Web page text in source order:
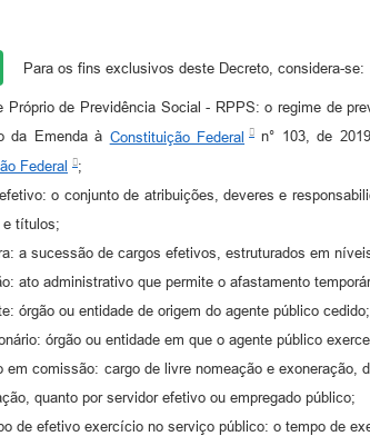
Para os fins exclusivos deste Decreto, considera-se:
Próprio de Previdência Social - RPPS: o regime de
da Emenda à Constituição Federal
n° 103, de
Federal
;
efetivo: o conjunto de atribuições, deveres e
e títulos;
a sucessão de cargos efetivos, estruturados em
ato administrativo que permite o afastamento
órgão ou entidade de origem do agente público cedido;
órgão ou entidade em que o agente público
em comissão: cargo de livre nomeação e
quanto por servidor efetivo ou empregado público;
de efetivo exercício no serviço público: o tempo de